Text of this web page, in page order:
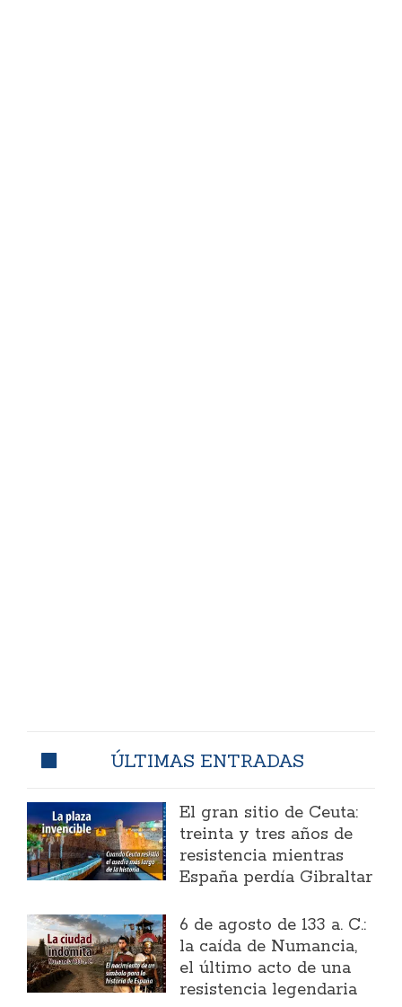
ÚLTIMAS ENTRADAS
El gran sitio de Ceuta:
treinta y tres años de
resistencia mientras
España perdía Gibraltar
6 de agosto de 133 a. C.:
la caída de Numancia,
el último acto de una
resistencia legendaria